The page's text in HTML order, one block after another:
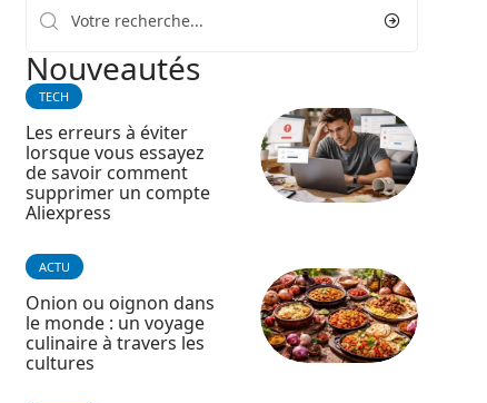
Nouveautés
TECH
Les erreurs à éviter
lorsque vous essayez
de savoir comment
supprimer un compte
Aliexpress
ACTU
Onion ou oignon dans
le monde : un voyage
culinaire à travers les
cultures